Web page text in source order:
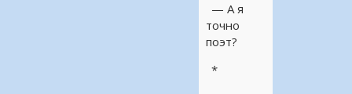
— А я
точно
поэт?
*